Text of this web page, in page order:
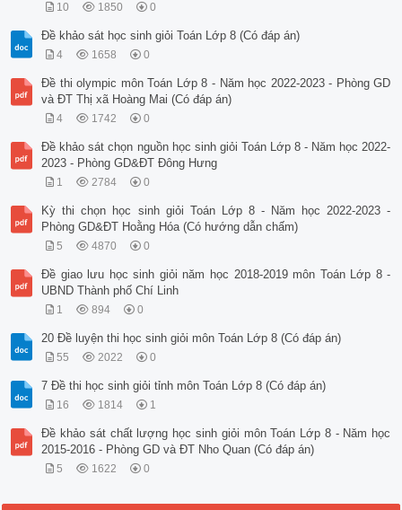
10 1850 0
Đề khảo sát học sinh giỏi Toán Lớp 8 (Có đáp án)
4 1658 0
Đề thi olympic môn Toán Lớp 8 - Năm học 2022-2023 - Phòng GD
và ĐT Thị xã Hoàng Mai (Có đáp án)
4 1742 0
Đề khảo sát chọn nguồn học sinh giỏi Toán Lớp 8 - Năm học 2022-
2023 - Phòng GD&ĐT Đông Hưng
1 2784 0
Kỳ thi chọn học sinh giỏi Toán Lớp 8 - Năm học 2022-2023 -
Phòng GD&ĐT Hoằng Hóa (Có hướng dẫn chấm)
5 4870 0
Đề giao lưu học sinh giỏi năm học 2018-2019 môn Toán Lớp 8 -
UBND Thành phố Chí Linh
1 894 0
20 Đề luyện thi học sinh giỏi môn Toán Lớp 8 (Có đáp án)
55 2022 0
7 Đề thi học sinh giỏi tỉnh môn Toán Lớp 8 (Có đáp án)
16 1814 1
Đề khảo sát chất lượng học sinh giỏi môn Toán Lớp 8 - Năm học
2015-2016 - Phòng GD và ĐT Nho Quan (Có đáp án)
5 1622 0